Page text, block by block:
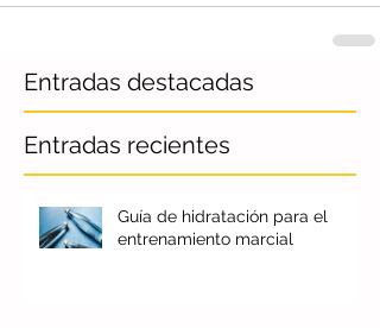
Entradas destacadas
Entradas recientes
Guía de hidratación para el
entrenamiento marcial